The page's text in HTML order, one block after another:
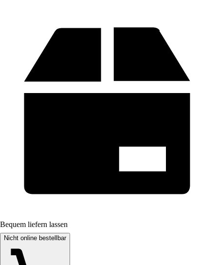
Bequem liefern lassen
Nicht online bestellbar